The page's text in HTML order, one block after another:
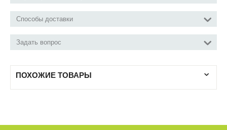
Способы доставки
Задать вопрос
ПОХОЖИЕ ТОВАРЫ